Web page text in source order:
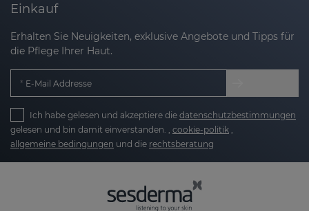
Elastizität und Hautkomfort sind und
revitalisierende Vorteile bieten.
Hyaluronsäure
beiträgt.
Antioxidativen Vitaminen (C, E und B3)
maßgeblich zur Förderung von Ausstrahlung
Edelweißblüte, einem Anti-Aging-Wirkstoff
Einkauf
Erhalten Sie Neuigkeiten, exklusive Angebote und Tipps für
die Pflege Ihrer Haut.
E-Mail Addresse
Ich habe gelesen und akzeptiere die datenschutzbestimmungen
gelesen und bin damit einverstanden. , cookie-politik
allgemeine bedingungen und die rechtsberatung